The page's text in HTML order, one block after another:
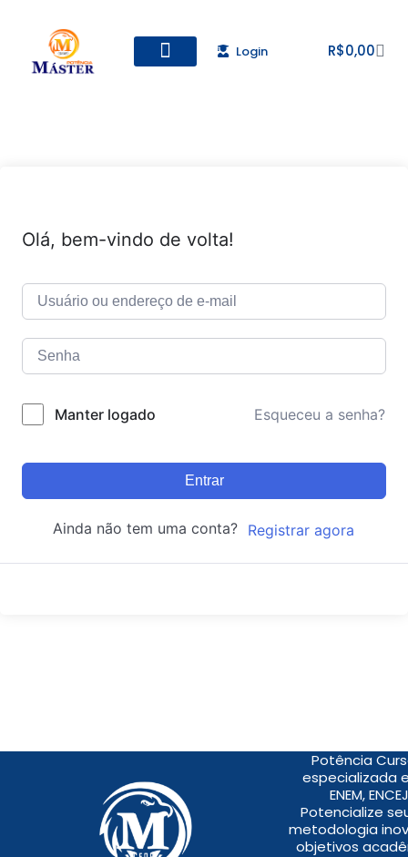
Login R$0,00
Olá, bem-vindo de volta!
Manter logado Esqueceu a senha?
Entrar
Ainda não tem uma conta? Registrar agora
Potência
especializada
ENEM,
Potencialize
metodologia
objetivos